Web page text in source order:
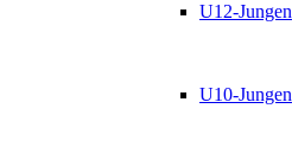
U12-Jungen
U10-Jungen